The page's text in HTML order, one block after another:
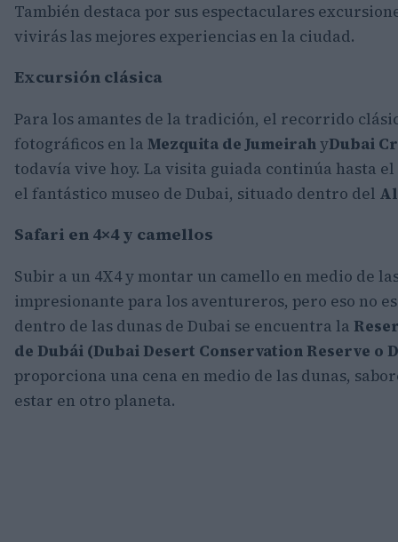
También destaca por sus espectaculares
vivirás las mejores experiencias en la ciudad.
Excursión clásica
Para los amantes de la tradición, el recorrido
fotográficos en la Mezquita de Jumeirah​y​Dubai
todavía vive hoy. La visita guiada continúa hasta
el fantástico museo de Dubai, situado dentro del
Safari en 4×4 y camellos
​Subir a un 4X4 y montar un camello en medio de
impresionante para los aventureros, pero eso no
dentro de las dunas de Dubai se encuentra la
de Dubái (Dubai Desert Conservation Reserve o
proporciona una cena en medio de las dunas,
estar en otro planeta.